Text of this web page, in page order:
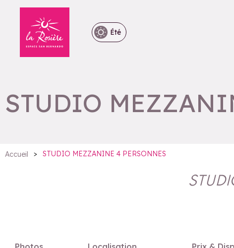
Été
STUDIO
Accueil > STUDIO MEZZANINE 4 PERSONNES